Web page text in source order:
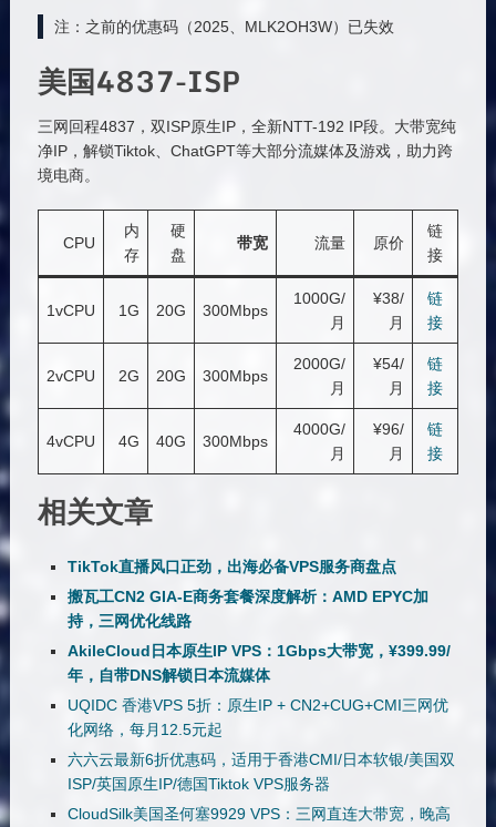
注：之前的优惠码（2025、MLK2OH3W）已失效
美国4837-ISP
三网回程4837，双ISP原生IP，全新NTT-192 IP段。大带宽纯
净IP，解锁Tiktok、ChatGPT等大部分流媒体及游戏，助力跨
境电商。
CPU
内
存
硬
盘
带宽 流量 原价
链
接
1vCPU 1G 20G 300Mbps
1000G/
月
¥38/
月
链
接
2vCPU 2G 20G 300Mbps
2000G/
月
¥54/
月
链
接
4vCPU 4G 40G 300Mbps
4000G/
月
¥96/
月
链
接
相关文章
TikTok直播风口正劲，出海必备VPS服务商盘点
搬瓦工CN2 GIA-E商务套餐深度解析：AMD EPYC加
持，三网优化线路
AkileCloud日本原生IP VPS：1Gbps大带宽，¥399.99/
年，自带DNS解锁日本流媒体
UQIDC 香港VPS 5折：原生IP + CN2+CUG+CMI三网优
化网络，每月12.5元起
六六云最新6折优惠码，适用于香港CMI/日本软银/美国双
ISP/英国原生IP/德国Tiktok VPS服务器
CloudSilk美国圣何塞9929 VPS：三网直连大带宽，晚高